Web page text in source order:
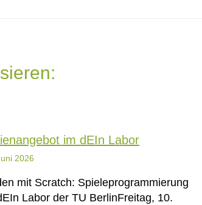
im dEIn Labor
2026
mit Scratch: Spieleprogrammierung
Labor der TU BerlinFreitag, 10.